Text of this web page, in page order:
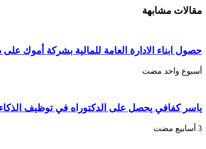
مقالات مشابهة
حصول ابناء الادارة العامة للمالية بشركة أموك على
‏أسبوع واحد مضت
ياسر كفافي يحصل على الدكتوراه في توظيف الذكاء